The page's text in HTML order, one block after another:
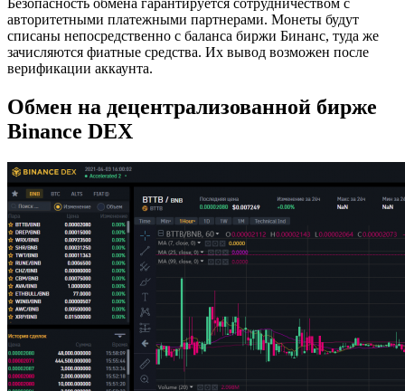
Безопасность обмена гарантируется сотрудничеством с
авторитетными платежными партнерами. Монеты будут
списаны непосредственно с баланса биржи Бинанс, туда же
зачисляются фиатные средства. Их вывод возможен после
верификации аккаунта.
Обмен на децентрализованной бирже
Binance DEX